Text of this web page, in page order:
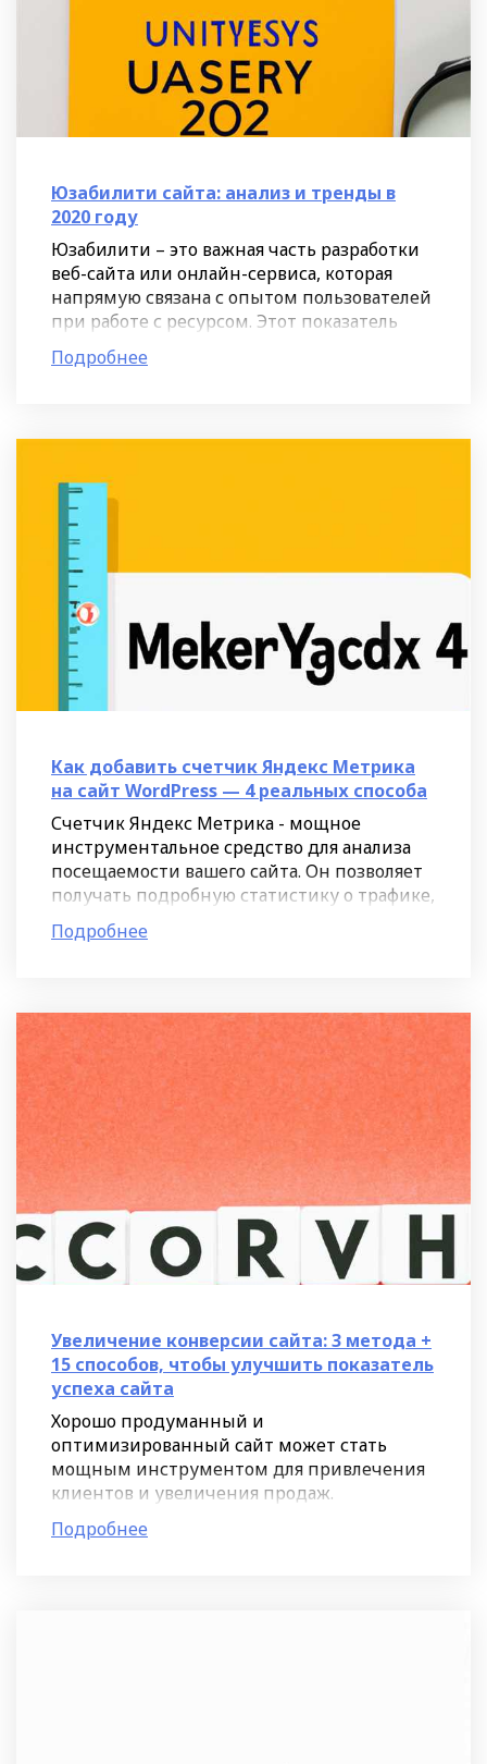
Юзабилити сайта: анализ и тренды в
2020 году
Юзабилити – это важная часть разработки
веб-сайта или онлайн-сервиса, которая
напрямую связана с опытом пользователей
при работе с ресурсом. Этот показатель
позволяет оценить, насколько простым и
понятным является
Подробнее
Как добавить счетчик Яндекс Метрика
на сайт WordPress — 4 реальных способа
Счетчик Яндекс Метрика - мощное
инструментальное средство для анализа
посещаемости вашего сайта. Он позволяет
получать подробную статистику о трафике,
поведении пользователей и конверсии. В
данной статье мы
Подробнее
Увеличение конверсии сайта: 3 метода +
15 способов, чтобы улучшить показатель
успеха сайта
Хорошо продуманный и
оптимизированный сайт может стать
мощным инструментом для привлечения
клиентов и увеличения продаж.
Большинство компаний уже успели
осознать важность конверсии и начали
Подробнее